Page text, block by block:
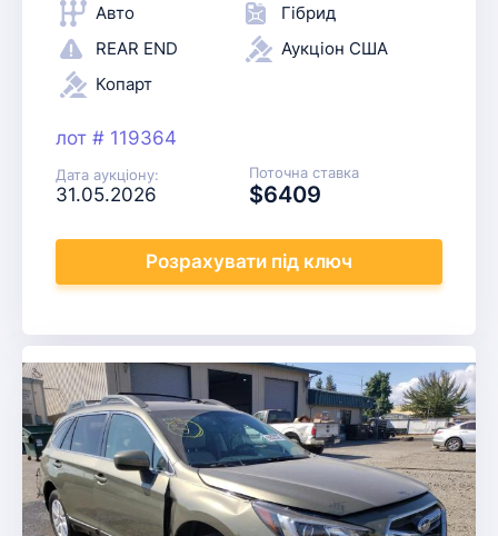
Авто
Гібрид
REAR END
Аукціон США
Копарт
лот # 119364
Дата аукціону:
31.05.2026
Поточна ставка
$6409
Розрахувати під ключ